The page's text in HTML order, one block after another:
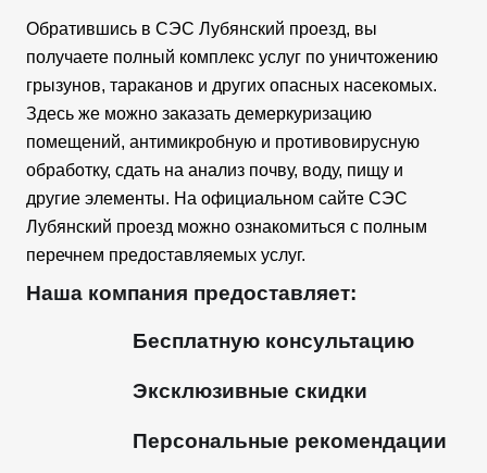
Обратившись в СЭС Лубянский проезд, вы
получаете полный комплекс услуг по уничтожению
грызунов, тараканов и других опасных насекомых.
Здесь же можно заказать демеркуризацию
помещений, антимикробную и противовирусную
обработку, сдать на анализ почву, воду, пищу и
другие элементы. На официальном сайте СЭС
Лубянский проезд можно ознакомиться с полным
перечнем предоставляемых услуг.
Наша компания предоставляет:
Бесплатную консультацию
Эксклюзивные скидки
Персональные рекомендации